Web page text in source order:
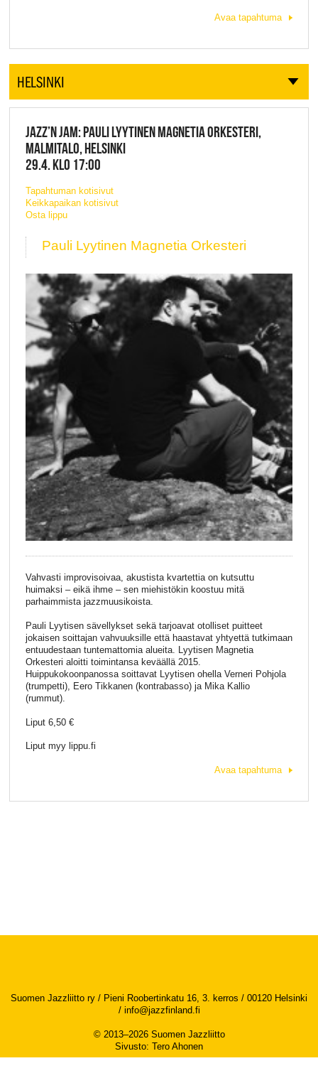
Avaa tapahtuma
HELSINKI
JAZZ’N JAM: PAULI LYYTINEN MAGNETIA ORKESTERI,
MALMITALO, HELSINKI
29.4. KLO 17:00
Tapahtuman kotisivut
Keikkapaikan kotisivut
Osta lippu
Pauli Lyytinen Magnetia Orkesteri
Vahvasti improvisoivaa, akustista kvartettia on kutsuttu
huimaksi – eikä ihme – sen miehistökin koostuu mitä
parhaimmista jazzmuusikoista.
Pauli Lyytisen sävellykset sekä tarjoavat otolliset puitteet
jokaisen soittajan vahvuuksille että haastavat yhtyettä tutkimaan
entuudestaan tuntemattomia alueita. Lyytisen Magnetia
Orkesteri aloitti toimintansa keväällä 2015.
Huippukokoonpanossa soittavat Lyytisen ohella Verneri Pohjola
(trumpetti), Eero Tikkanen (kontrabasso) ja Mika Kallio
(rummut).
Liput 6,50 €
Liput myy lippu.fi
Avaa tapahtuma
Suomen Jazzliitto ry / Pieni Roobertinkatu 16, 3. kerros / 00120 Helsinki
/ info@jazzfinland.fi
© 2013–2026 Suomen Jazzliitto
Sivusto: Tero Ahonen